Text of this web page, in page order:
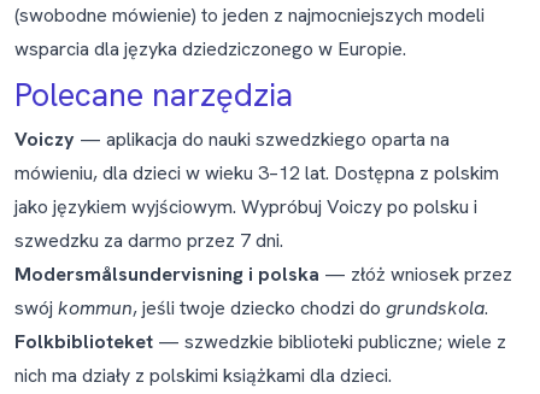
(swobodne mówienie) to jeden z najmocniejszych modeli
wsparcia dla języka dziedziczonego w Europie.
Polecane narzędzia
Voiczy — aplikacja do nauki szwedzkiego oparta na
mówieniu, dla dzieci w wieku 3–12 lat. Dostępna z polskim
jako językiem wyjściowym. Wypróbuj Voiczy po polsku i
szwedzku za darmo przez 7 dni.
Modersmålsundervisning i polska — złóż wniosek przez
swój kommun, jeśli twoje dziecko chodzi do grundskola.
Folkbiblioteket — szwedzkie biblioteki publiczne; wiele z
nich ma działy z polskimi książkami dla dzieci.